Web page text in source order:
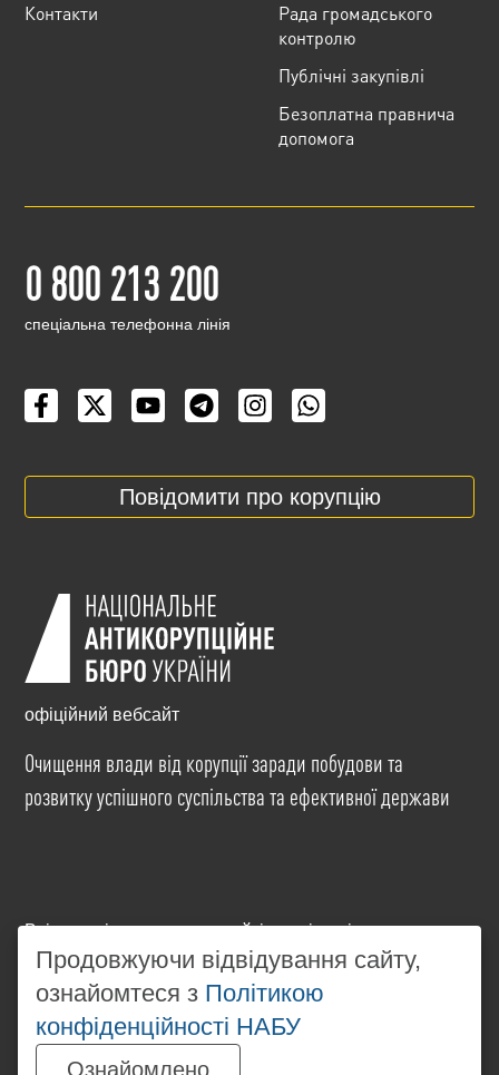
Контакти
Рада громадського
контролю
Публічні закупівлі
Безоплатна правнича
допомога
0 800 213 200
cпеціальна телефонна лінія
Повідомити про корупцію
офіційний вебсайт
Очищення влади від корупції заради побудови та
розвитку успішного суспільства та ефективної держави
Всі матеріали на цьому сайті розміщені на умовах
ліцензіїCreative Commons Attribution-NonCommercial-
NoDerivatives 4.0 International. Використання будь-
яких матеріалів, розміщених на сайті, дозволяється
за умови посилання наwww.nabu.gov.ua
незалежності від повного або часткового
Продовжуючи відвідування сайту,
ознайомтеся з Політикою
конфіденційності НАБУ
Ознайомлено